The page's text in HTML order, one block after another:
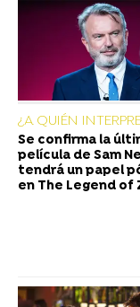
¿A QUIÉN
Se confirma la
película de Sam
tendrá un papel
en The Legend of